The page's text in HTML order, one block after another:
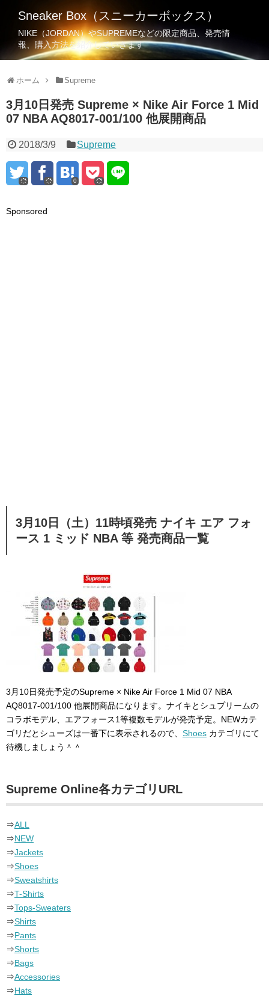
Sneaker Box（スニーカーボックス）
NIKE（JORDAN）やSUPREMEなどの限定商品、発売情
報、購入方法を紹介していきます
ホーム Supreme
3月10日発売 Supreme × Nike Air Force 1 Mid
07 NBA AQ8017-001/100 他展開商品
2018/3/9 Supreme
0
Sponsored
3月10日（土）11時頃発売 ナイキ エア フォ
ース 1 ミッド NBA 等 発売商品一覧
3月10日発売予定のSupreme × Nike Air Force 1 Mid 07 NBA
AQ8017-001/100 他展開商品になります。ナイキとシュプリームの
コラボモデル、エアフォース1等複数モデルが発売予定。NEWカテ
ゴリだとシューズは一番下に表示されるので、 Shoes カテゴリにて
待機しましょう＾＾
Supreme Online各カテゴリURL
⇒ALL
⇒NEW
⇒Jackets
⇒Shoes
⇒Sweatshirts
⇒T-Shirts
⇒Tops-Sweaters
⇒Shirts
⇒Pants
⇒Shorts
⇒Bags
⇒Accessories
⇒Hats